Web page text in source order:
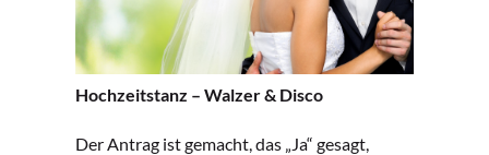
Hochzeitstanz – Walzer & Disco
Der Antrag ist gemacht, das „Ja“ gesagt,